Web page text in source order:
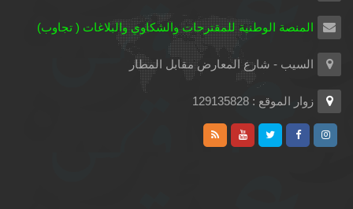
المنصة الوطنية للمقترحات والشكاوي والبلاغات ( تجاوب)
السيب - شارع المعارض مقابل المطار
زوار الموقع : 129135828